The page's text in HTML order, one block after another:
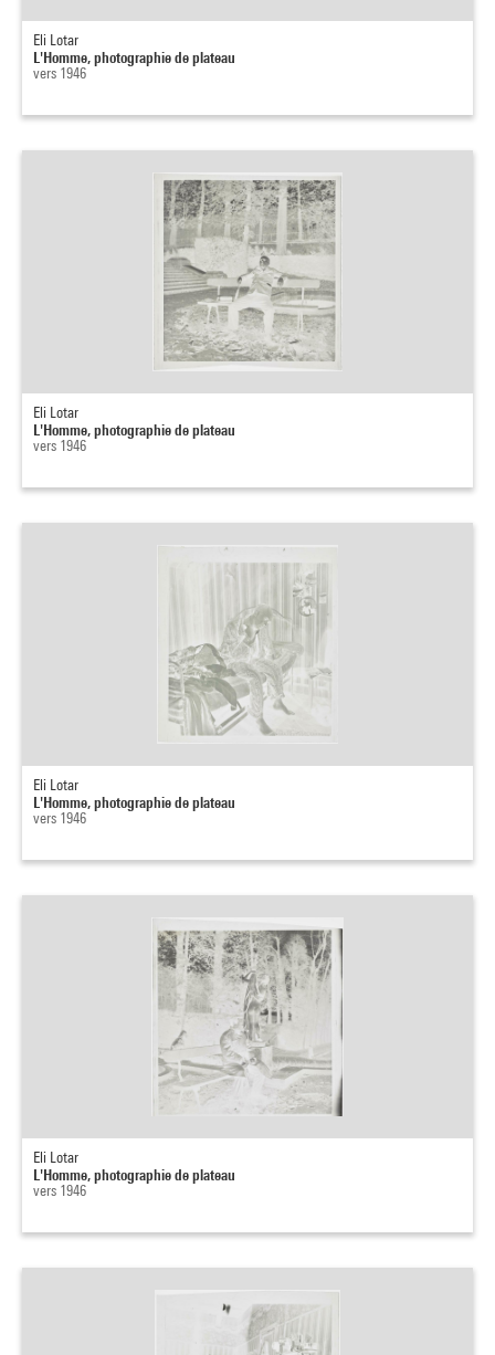
Eli Lotar
L'Homme, photographie de plateau
vers 1946
Eli Lotar
L'Homme, photographie de plateau
vers 1946
Eli Lotar
L'Homme, photographie de plateau
vers 1946
Eli Lotar
L'Homme, photographie de plateau
vers 1946